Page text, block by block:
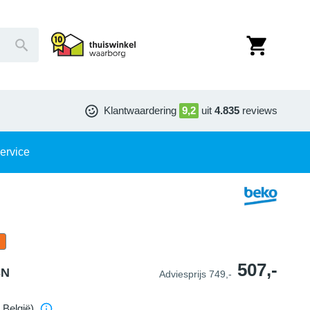
Klantwaardering 9,2 uit 4.835 reviews
Adviesprijs 749,- 507,-